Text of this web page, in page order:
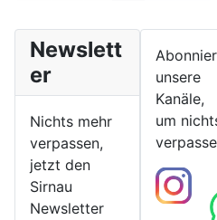
Newslett
er
Nichts mehr
verpassen,
jetzt den
Sirnau
Newsletter
unsere
Kanäle,
um